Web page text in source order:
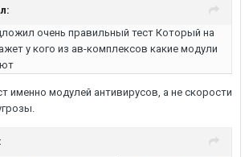
очень правильный тест Который на
у кого из ав-комплексов какие модули
именно модулей антивирусов, а не скорости